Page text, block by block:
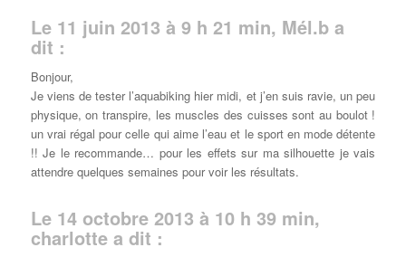
Le 11 juin 2013 à 9 h 21 min, Mél.b a
dit :
Bonjour,
Je viens de tester l’aquabiking hier midi, et j’en suis ravie, un peu
physique, on transpire, les muscles des cuisses sont au boulot !
un vrai régal pour celle qui aime l’eau et le sport en mode détente
!! Je le recommande… pour les effets sur ma silhouette je vais
attendre quelques semaines pour voir les résultats.
Le 14 octobre 2013 à 10 h 39 min,
charlotte a dit :